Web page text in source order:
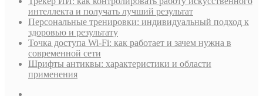
интеллекта и получать лучший результат
Персональные тренировки: индивидуальный подход к
здоровью и результату
Точка доступа Wi-Fi: как работает и зачем нужна в
современной сети
Шрифты антиквы: характеристики и области
применения